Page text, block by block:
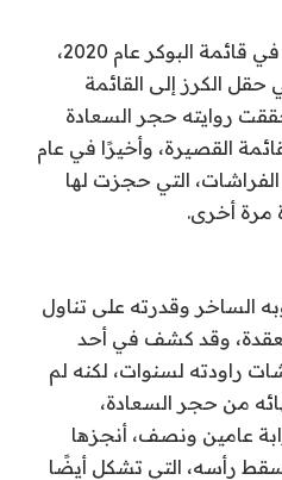
كانت بداية حضور جرجيس في قائمة البوكر عام 2020،
حقل الكرز إلى القائمة
ثم في عام 2023، حققت روايته حجر السعادة
القصيرة، وأخيرًا في عام
الفراشات، التي حجزت لها
مرة أخرى.
الساخر وقدرته على تناول
وقد كشف في أحد
راودته لسنوات، لكنه لم
من حجر السعادة،
عامين ونصف، أنجزها
رأسه، التي تشكل أيضًا